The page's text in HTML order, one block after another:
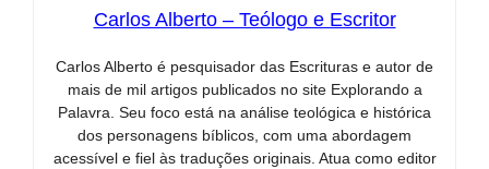
Carlos Alberto – Teólogo e Escritor
Carlos Alberto é pesquisador das Escrituras e autor de
mais de mil artigos publicados no site Explorando a
Palavra. Seu foco está na análise teológica e histórica
dos personagens bíblicos, com uma abordagem
acessível e fiel às traduções originais. Atua como editor